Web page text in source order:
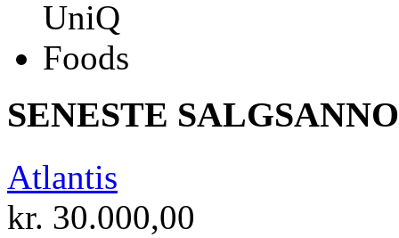
SENESTE
Atlantis
kr. 30.000,00